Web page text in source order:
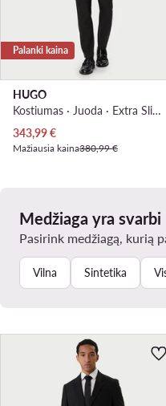
Palanki kaina
HUGO
Kostiumas · Juoda · Extra Slim Fit
Dabartinė kaina
343,99€
Mažiausia kaina380,99 €
Medžiaga yra svarbi
Pasirink medžiagą, kurią
Vilna Sintetika